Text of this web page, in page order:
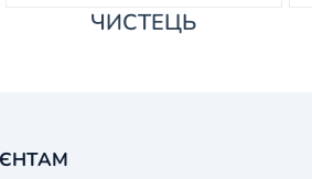
ЧИСТЕЦЬ